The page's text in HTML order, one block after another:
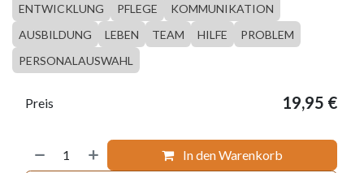
ENTWICKLUNG PFLEGE
KOMMUNIKATION
AUSBILDUNG
LEBEN TEAM HILFE
PROBLEM
PERSONALAUSWAHL
In den Warenkorb
Preis 19,95 €